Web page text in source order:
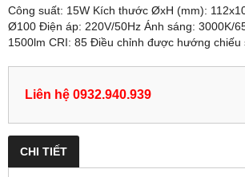
Công suất: 15W Kích thước ØxH (mm):
Ø100 Điện áp: 220V/50Hz Ánh sáng: 3000K/
1500lm CRI: 85 Điều chỉnh được hướng chiếu
Liên hệ 0932.940.939
CHI TIẾT